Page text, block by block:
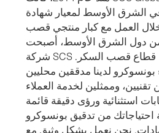
الشرق الأوسط لمعيار شهادة
العمل مع كبار منتجي قصب
دول الشرق الأوسط، أصبحت
شركة SCS معروفة بخبرتها في قطاع قصب السكر.
لدينا مدققين محليين
وممثلين لخدمة العملاء
استثنائية ورؤى دقيقة قائمة
احتياجاتك من تدقيق بونسوكرو
نحن نعمل بشكل وثيق مع